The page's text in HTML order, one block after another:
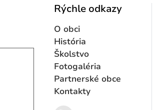
vašej správy...
Rýchle odkazy
O obci
História
Školstvo
Fotogaléria
Partnerské obce
Kontakty